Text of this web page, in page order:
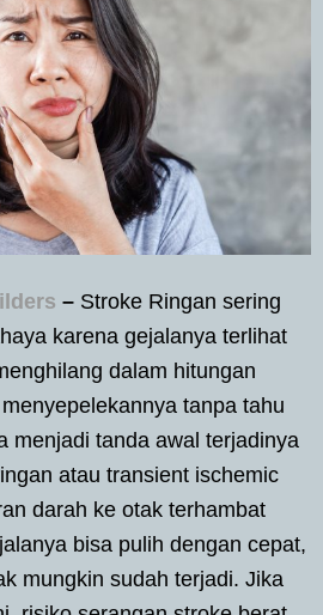
– Stroke Ringan sering
karena gejalanya terlihat
dalam hitungan
tanpa tahu
menjadi tanda awal terjadinya
atau transient ischemic
darah ke otak terhambat
bisa pulih dengan cepat,
mungkin sudah terjadi. Jika